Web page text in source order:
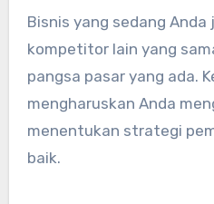
Bisnis yang sedang
kompetitor lain yang
pangsa pasar yang ada.
mengharuskan Anda
menentukan strategi
baik.